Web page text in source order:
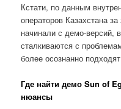
Кстати, по данным
операторов Казахстана
начинали с демо-версий,
сталкиваются с
более осознанно
Где найти демо Sun of
нюансы